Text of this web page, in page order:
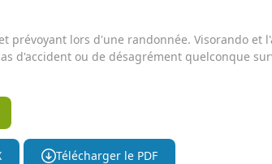
prévoyant lors d'une randonnée. Visorando et
d'accident ou de désagrément quelconque
Télécharger le PDF